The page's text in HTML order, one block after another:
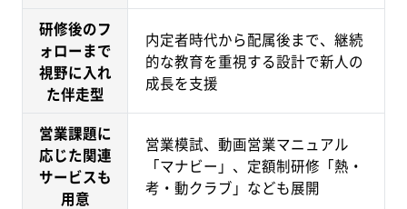
研修後のフ
ォローまで
視野に入れ
た伴走型
内定者時代から配属後まで、継続
的な教育を重視する設計で新人の
成長を支援
営業課題に
応じた関連
サービスも
用意
営業模試、動画営業マニュアル
「マナビー」、定額制研修「熱・
考・動クラブ」なども展開